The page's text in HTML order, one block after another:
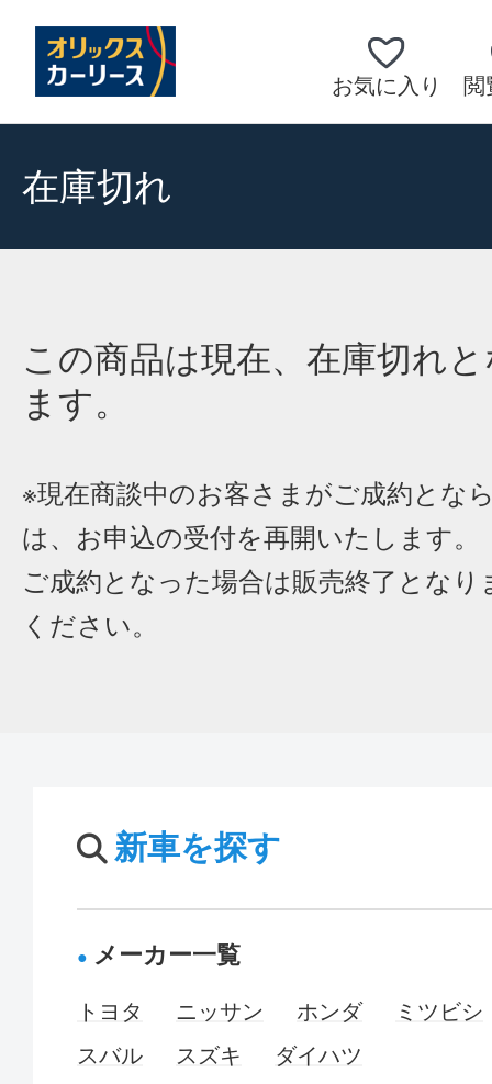
お気に入り 閲
在庫切れ
この商品は現在、在庫切れ
ます。
※現在商談中のお客さまがご成約とな
は、お申込の受付を再開いたします。
ご成約となった場合は販売終了となり
ください。
新車を探す
メーカー一覧
トヨタ ニッサン ホンダ
ミツビシ
スバル
スズキ ダイハツ